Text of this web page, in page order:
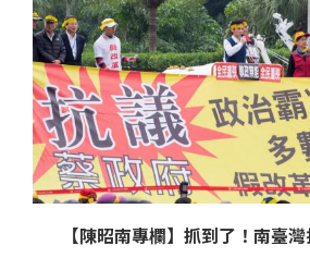
【陳昭南專欄】抓到了！南臺